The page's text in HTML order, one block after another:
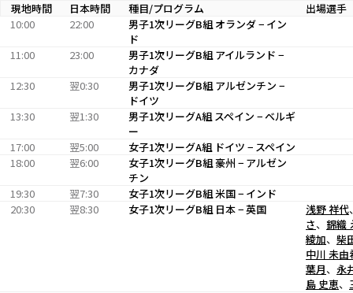
現地時間 日本時間 種目/プログラム
出場選手
10:00
22:00
男子1次リーグB組 オランダ − イン
ド
11:00
23:00
男子1次リーグB組 アイルランド −
カナダ
12:30
翌0:30
男子1次リーグB組 アルゼンチン −
ドイツ
13:30
翌1:30
男子1次リーグA組 スペイン − ベルギ
ー
17:00
翌5:00
女子1次リーグA組 ドイツ − スペイン
18:00
翌6:00
女子1次リーグB組 豪州 − アルゼン
チン
19:30
翌7:30
女子1次リーグB組 米国 − インド
20:30
翌8:30 女子1次リーグB組 日本 − 英国 浅野 祥代
さ、 錦織
綾加、 柴
中川 未由
葉月、 永
島 史恵、